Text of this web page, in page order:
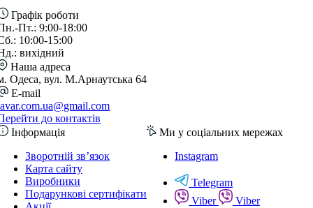
Графік роботи
Пт.: 9:00-18:00
10:00-15:00
вихідний
Наша адреса
Одеса, вул. М.Арнаутська 64
E-mail
до контактів
Інформація
Зворотній зв’язок
Карта сайту
Виробники
Подарункові сертифікати
Ми у соціальних мережах
Instagram
Telegram
Viber
Viber